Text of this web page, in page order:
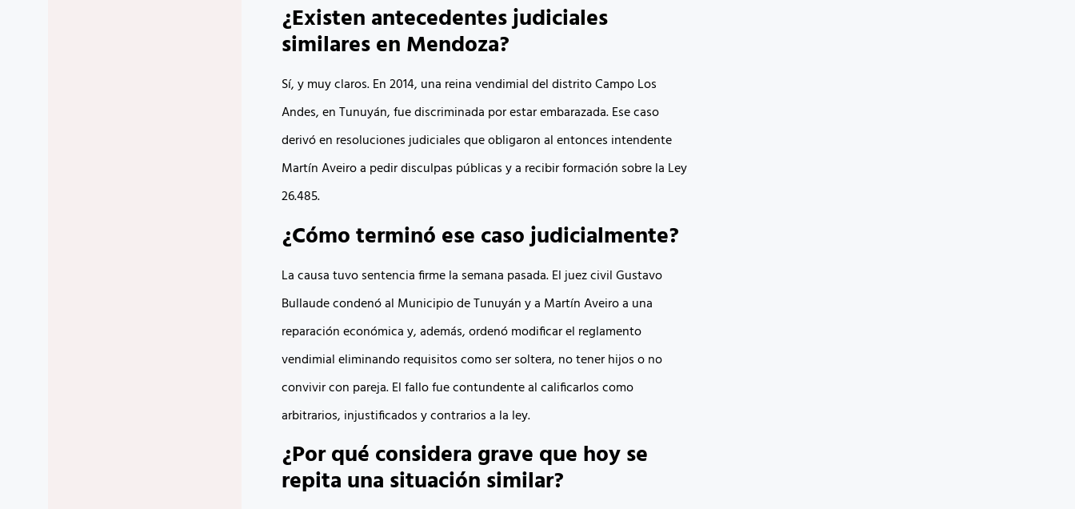
¿Existen antecedentes judiciales
similares en Mendoza?
Sí, y muy claros. En 2014, una reina vendimial del distrito Campo Los
Andes, en Tunuyán, fue discriminada por estar embarazada. Ese caso
derivó en resoluciones judiciales que obligaron al entonces intendente
Martín Aveiro a pedir disculpas públicas y a recibir formación sobre la Ley
26.485.
¿Cómo terminó ese caso judicialmente?
La causa tuvo sentencia firme la semana pasada. El juez civil Gustavo
Bullaude condenó al Municipio de Tunuyán y a Martín Aveiro a una
reparación económica y, además, ordenó modificar el reglamento
vendimial eliminando requisitos como ser soltera, no tener hijos o no
convivir con pareja. El fallo fue contundente al calificarlos como
arbitrarios, injustificados y contrarios a la ley.
¿Por qué considera grave que hoy se
repita una situación similar?